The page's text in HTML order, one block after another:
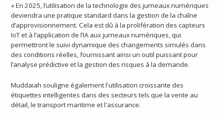
« En 2025, l’utilisation de la technologie des jumeaux numériques
deviendra une pratique standard dans la gestion de la chaîne
d’approvisionnement. Cela est dû à la prolifération des capteurs
IoT et à l’application de l’IA aux jumeaux numériques, qui
permettront le suivi dynamique des changements simulés dans
des conditions réelles, fournissant ainsi un outil puissant pour
l’analyse prédictive et la gestion des risques à la demande.
Muddaiah souligne également l'utilisation croissante des
étiquettes intelligentes dans des secteurs tels que la vente au
détail, le transport maritime et l'assurance.